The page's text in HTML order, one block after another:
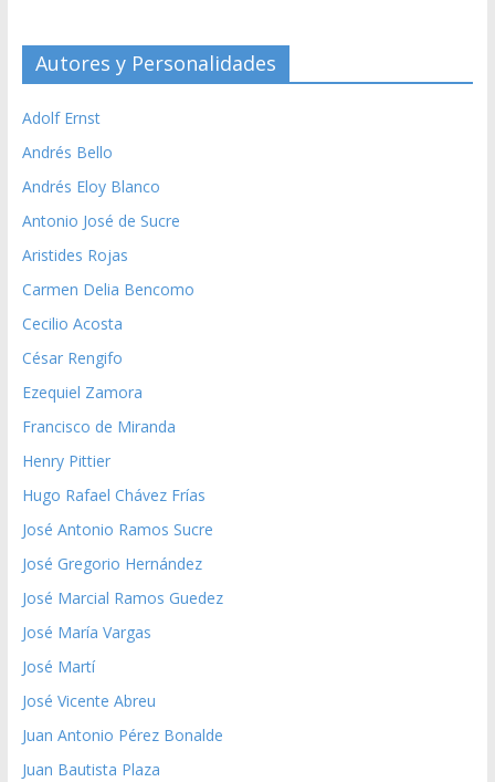
Autores y Personalidades
Adolf Ernst
Andrés Bello
Andrés Eloy Blanco
Antonio José de Sucre
Aristides Rojas
Carmen Delia Bencomo
Cecilio Acosta
César Rengifo
Ezequiel Zamora
Francisco de Miranda
Henry Pittier
Hugo Rafael Chávez Frías
José Antonio Ramos Sucre
José Gregorio Hernández
José Marcial Ramos Guedez
José María Vargas
José Martí
José Vicente Abreu
Juan Antonio Pérez Bonalde
Juan Bautista Plaza